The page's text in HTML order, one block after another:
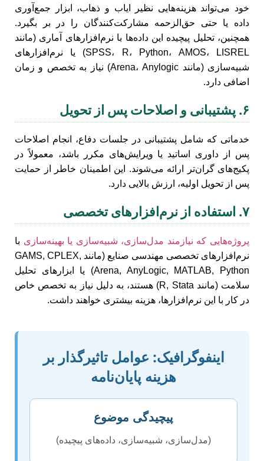
خود می‌تواند هزینه‌هایی نظیر ایاب و ذهاب، ابزار جمع‌آوری
داده یا حتی حق‌الزحمه مشارکت‌کنندگان را در بر بگیرد.
همچنین، تحلیل پیچیده این داده‌ها با نرم‌افزارهای آماری (مانند
SPSS، R، Python، AMOS، LISREL) یا نرم‌افزارهای
شبیه‌سازی (مانند Arena، Anylogic) نیاز به تخصص و زمان
اضافی دارد.
۶. پشتیبانی و اصلاحات پس از تحویل
خدماتی که شامل پشتیبانی در جلسات دفاع، انجام اصلاحات
پس از داوری اساتید یا ویرایش‌های مکرر باشد، معمولاً در
پکیج‌های گران‌تر ارائه می‌شوند. این اطمینان خاطر از حمایت
پس از تحویل اولیه، ارزش بالایی دارد.
۷. استفاده از نرم‌افزارهای تخصصی
پروژه‌هایی که نیازمند مدل‌سازی، شبیه‌سازی یا بهینه‌سازی با
نرم‌افزارهای تخصصی مهندسی صنایع (مانند GAMS, CPLEX,
Arena, AnyLogic, MATLAB, Python) یا ابزارهای تحلیل
سلامت (مانند R, Stata) هستند، به دلیل نیاز به تخصص خاص
در کار با این نرم‌افزارها، هزینه بیشتری خواهند داشت.
اینفوگرافیک: عوامل تاثیرگذار بر
هزینه پایان‌نامه
پیچیدگی موضوع
(مدل‌سازی، شبیه‌سازی، داده‌های پیچیده)